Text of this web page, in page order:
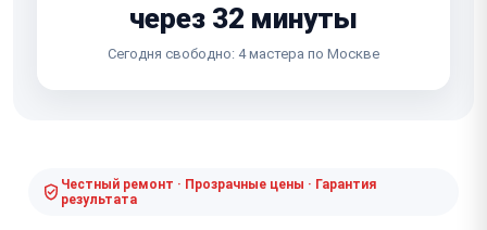
через 32 минуты
Сегодня свободно: 4 мастера по Москве
Честный ремонт · Прозрачные цены · Гарантия
результата